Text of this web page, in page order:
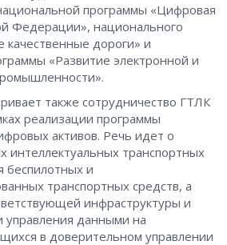
программы «Цифровая
Федерации», национального
качественные дороги» и
«Развитие электронной и
также сотрудничество ГТЛК
реализации программы
активов. Речь идет о
интеллектуальных транспортных
беспилотных и
транспортных средств, а
инфраструктуры и
управления данными на
в доверительном управлении